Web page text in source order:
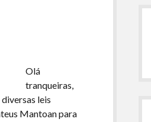
Olá
tranqueiras,
leis
Mantoan para